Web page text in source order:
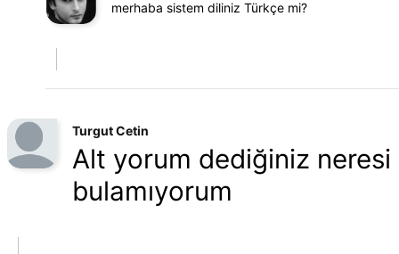
merhaba sistem diliniz Türkçe mi?
Turgut Cetin
Alt yorum dediğiniz
bulamıyorum